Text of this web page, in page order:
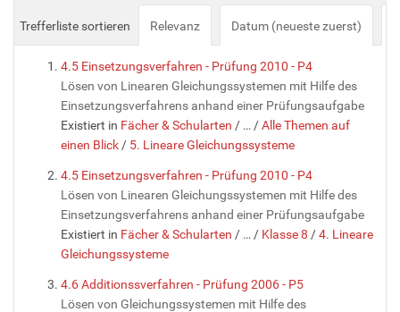
Trefferliste sortieren Relevanz Datum (neueste zuerst)
4.5 Einsetzungsverfahren - Prüfung 2010 - P4
Lösen von Linearen Gleichungssystemen mit Hilfe des
Einsetzungsverfahrens anhand einer Prüfungsaufgabe
Existiert in Fächer & Schularten / … /Alle Themen auf
einen Blick / 5. Lineare Gleichungssysteme
4.5 Einsetzungsverfahren - Prüfung 2010 - P4
Lösen von Linearen Gleichungssystemen mit Hilfe des
Einsetzungsverfahrens anhand einer Prüfungsaufgabe
Existiert in Fächer & Schularten / … / Klasse 8 /4. Lineare
Gleichungssysteme
4.6 Additionssverfahren - Prüfung 2006 - P5
Lösen von Gleichungssystemen mit Hilfe des